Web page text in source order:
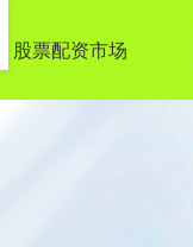
股票配资市场